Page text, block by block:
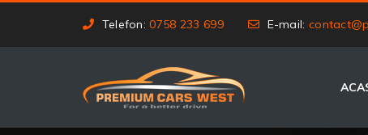
Telefon:0758 233 699 E-mail: